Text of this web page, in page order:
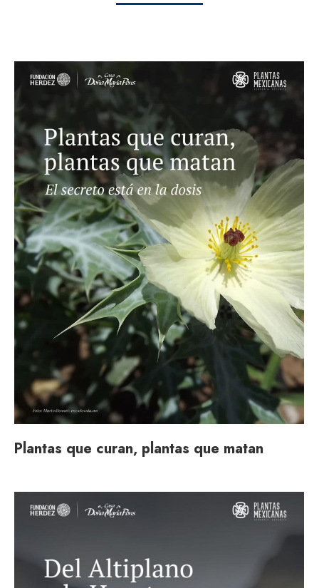
Plantas que curan, plantas que matan